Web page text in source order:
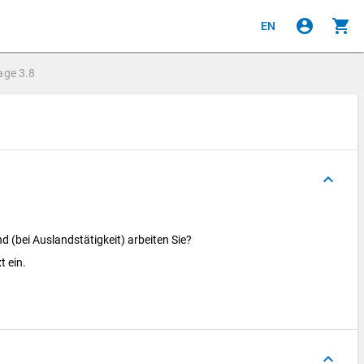
EN account_circle shopping_cart
3.8
keyboard_arrow_up
(bei Auslandstätigkeit) arbeiten Sie?
ein.
keyboard_arrow_up